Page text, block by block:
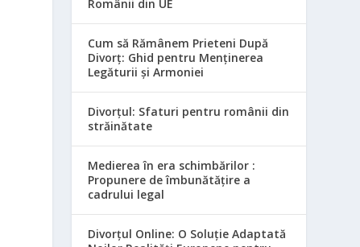
Românii din UE
Cum să Rămânem Prieteni După
Divorț: Ghid pentru Menținerea
Legăturii și Armoniei
Divorțul: Sfaturi pentru românii din
străinătate
Medierea în era schimbărilor :
Propunere de îmbunătățire a
cadrului legal
Divorțul Online: O Soluție Adaptată